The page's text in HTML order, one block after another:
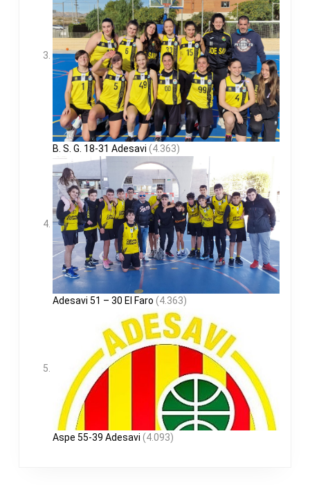
B. S. G. 18-31 Adesavi (4.363)
Adesavi 51 – 30 El Faro (4.363)
Aspe 55-39 Adesavi (4.093)